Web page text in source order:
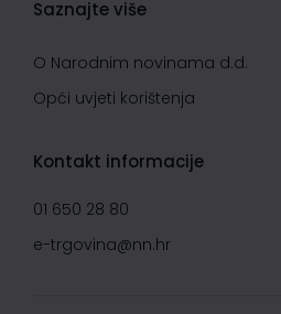
Saznajte više
O Narodnim novinama d.d.
Opći uvjeti korištenja
Kontakt informacije
01 650 28 80
e-trgovina@nn.hr